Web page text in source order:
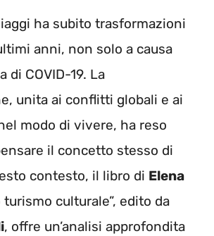
ha subito trasformazioni
anni, non solo a causa
di COVID-19. La
unita ai conflitti globali e ai
modo di vivere, ha reso
il concetto stesso di
contesto, il libro di Elena
turismo culturale”, edito da
, offre un’analisi approfondita